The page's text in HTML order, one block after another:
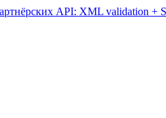
API: XML validation +